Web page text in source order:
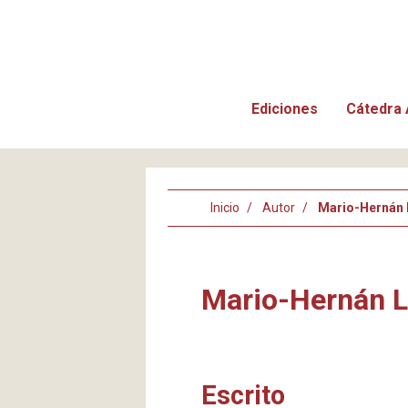
Ediciones Cátedra
Inicio Autor Mario-Hernán
Mario-Hernán
Escrito